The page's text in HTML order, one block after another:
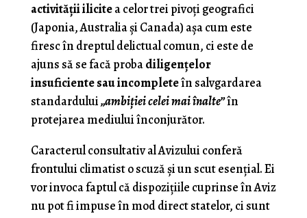
activităţii ilicitea celor trei pivoţi geografici
(Japonia, Australia şi Canada) aşa cum este
firesc în dreptul delictual comun, ci este de
ajuns să se facă probadiligenţelor
insuficiente sau incompleteîn salvgardarea
standardului„ambiţiei celei mai înalte”în
protejarea mediului înconjurător.
Caracterul consultativ al Avizului conferă
frontului climatist o scuză şi un scut esenţial. Ei
vor invoca faptul că dispoziţiile cuprinse în Aviz
nu pot fi impuse în mod direct statelor, ci sunt